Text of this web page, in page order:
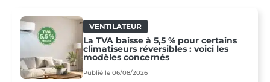
VENTILATEUR
La TVA baisse à 5,5 % pour certains
climatiseurs réversibles : voici les
modèles concernés
Publié le 06/08/2026